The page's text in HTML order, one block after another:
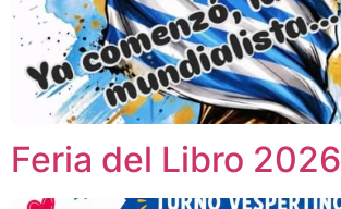
Feria del Libro 2026